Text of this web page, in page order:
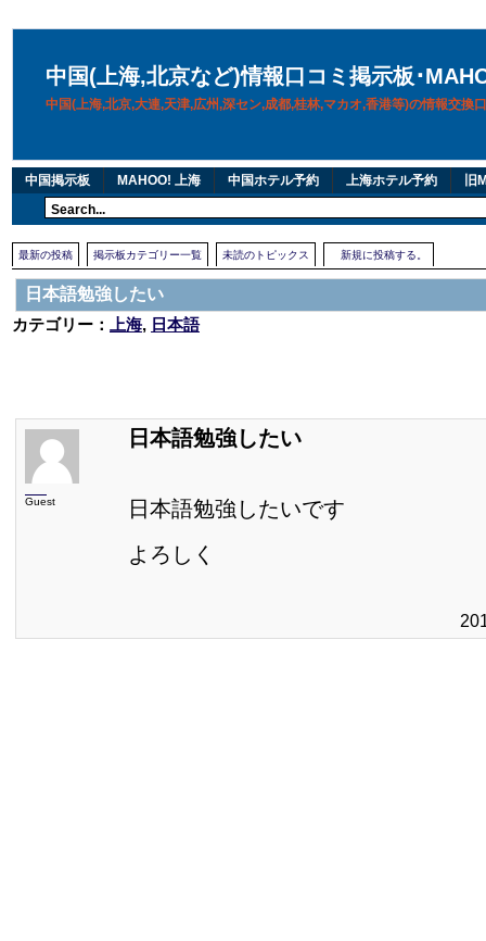
中国(上海,北京など)情報口コミ掲示板･
中国(上海,北京,大連,天津,広州,深セン,成都,桂林,マカオ,香港等)の情報交換
中国掲示板 MAHOO! 上海 中国ホテル予約 上海ホテル予約 旧
最新の投稿 掲示板カテゴリー一覧 未読のトピックス 新規に投稿する。
日本語勉強したい
カテゴリー：
上海, 日本語
Guest
日本語勉強したい
日本語勉強したいです
よろしく